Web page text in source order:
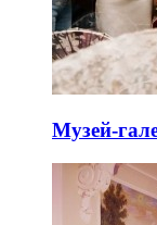
Музей-